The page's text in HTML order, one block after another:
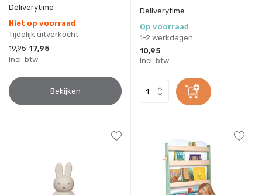
Deliverytime
Niet op voorraad
Tijdelijk uitverkocht
19,95 17,95
Incl. btw
Bekijken
Deliverytime
Op voorraad
1-2 werkdagen
10,95
Incl. btw